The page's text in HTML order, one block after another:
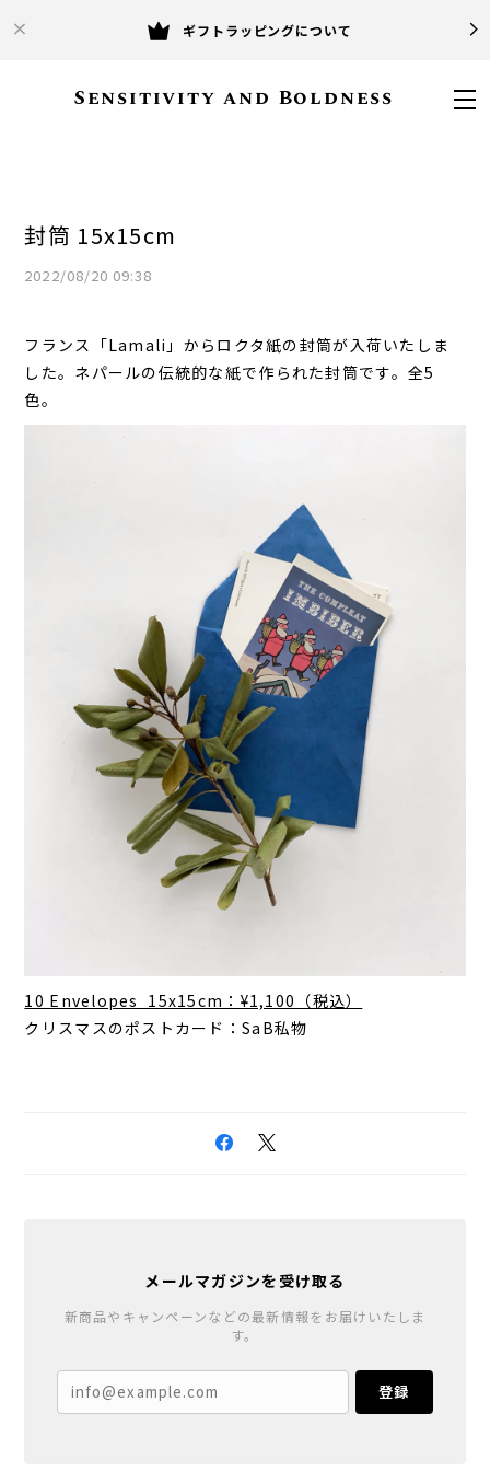
ギフトラッピングについて
Sensitivity and Boldness
封筒 15x15cm
2022/08/20 09:38
フランス「Lamali」からロクタ紙の封筒が入荷いたしま
した。ネパールの伝統的な紙で作られた封筒です。全5
色。
10 Envelopes 15x15cm：¥1,100（税込）
クリスマスのポストカード：SaB私物
メールマガジンを受け取る
新商品やキャンペーンなどの最新情報をお届けいたしま
す。
登録